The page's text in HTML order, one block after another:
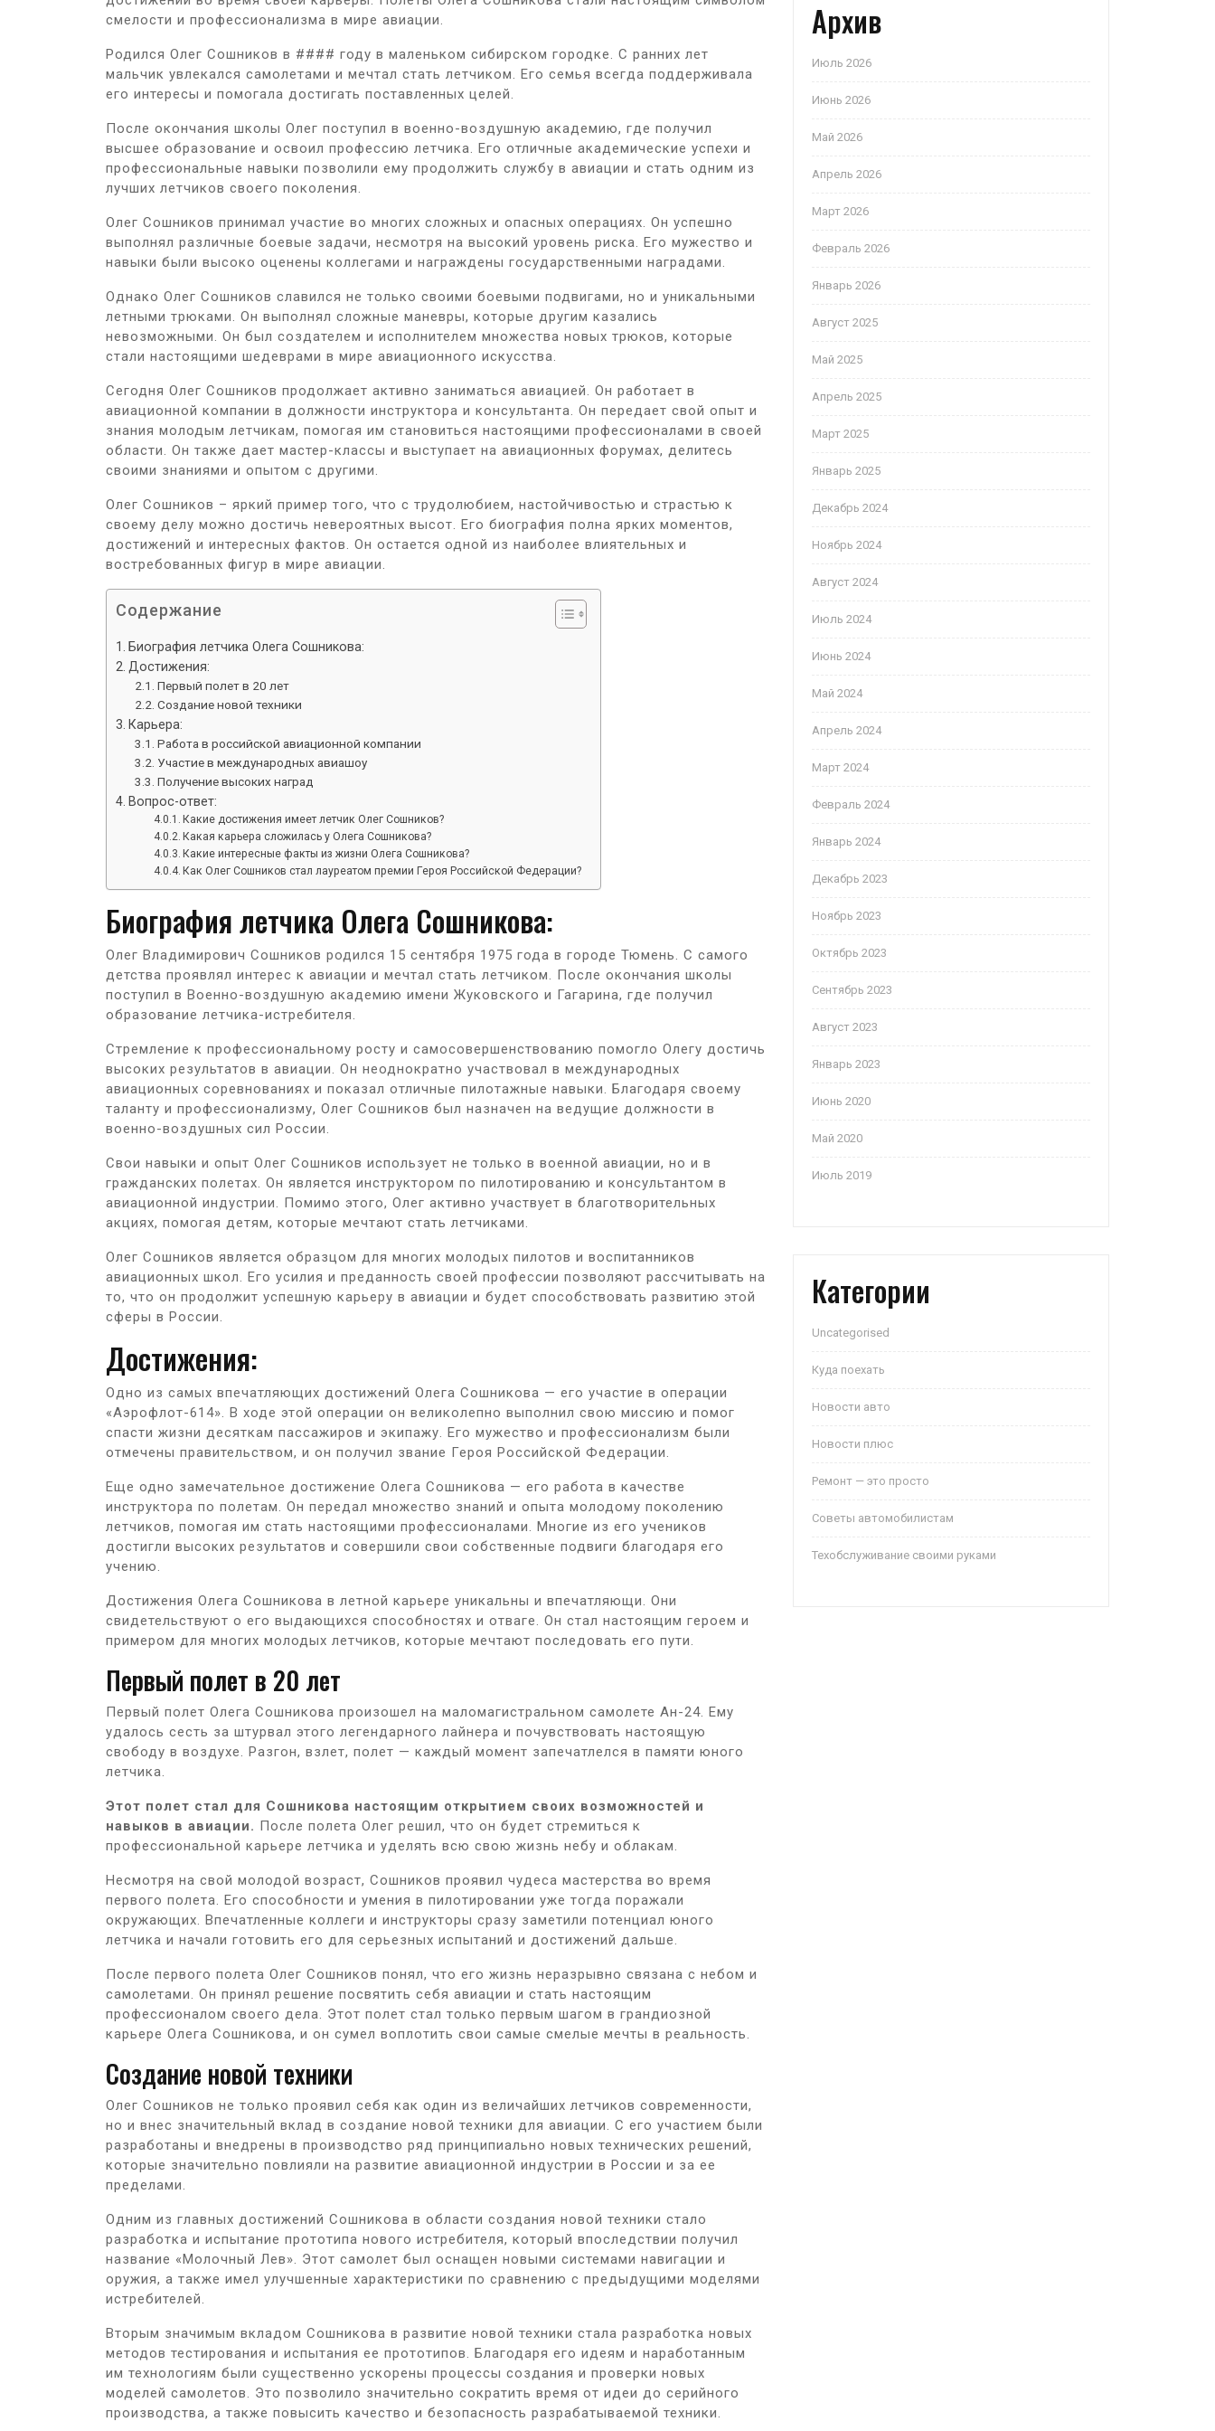
смелости и профессионализма в мире авиации.
Родился Олег Сошников в #### году в маленьком сибирском городке. С ранних лет
мальчик увлекался самолетами и мечтал стать летчиком. Его семья всегда поддерживала
его интересы и помогала достигать поставленных целей.
После окончания школы Олег поступил в военно-воздушную академию, где получил
высшее образование и освоил профессию летчика. Его отличные академические успехи и
профессиональные навыки позволили ему продолжить службу в авиации и стать одним из
лучших летчиков своего поколения.
Олег Сошников принимал участие во многих сложных и опасных операциях. Он успешно
выполнял различные боевые задачи, несмотря на высокий уровень риска. Его мужество и
навыки были высоко оценены коллегами и награждены государственными наградами.
Однако Олег Сошников славился не только своими боевыми подвигами, но и уникальными
летными трюками. Он выполнял сложные маневры, которые другим казались
невозможными. Он был создателем и исполнителем множества новых трюков, которые
стали настоящими шедеврами в мире авиационного искусства.
Сегодня Олег Сошников продолжает активно заниматься авиацией. Он работает в
авиационной компании в должности инструктора и консультанта. Он передает свой опыт и
знания молодым летчикам, помогая им становиться настоящими профессионалами в своей
области. Он также дает мастер-классы и выступает на авиационных форумах, делитесь
своими знаниями и опытом с другими.
Олег Сошников – яркий пример того, что с трудолюбием, настойчивостью и страстью к
своему делу можно достичь невероятных высот. Его биография полна ярких моментов,
достижений и интересных фактов. Он остается одной из наиболее влиятельных и
востребованных фигур в мире авиации.
Содержание
Биография летчика Олега Сошникова:
Достижения:
Первый полет в 20 лет
Создание новой техники
Карьера:
Работа в российской авиационной компании
Участие в международных авиашоу
Получение высоких наград
Вопрос-ответ:
Какие достижения имеет летчик Олег Сошников?
Какая карьера сложилась у Олега Сошникова?
Какие интересные факты из жизни Олега Сошникова?
Как Олег Сошников стал лауреатом премии Героя Российской Федерации?
Биография летчика Олега Сошникова:
Олег Владимирович Сошников родился 15 сентября 1975 года в городе Тюмень. С самого
детства проявлял интерес к авиации и мечтал стать летчиком. После окончания школы
поступил в Военно-воздушную академию имени Жуковского и Гагарина, где получил
образование летчика-истребителя.
Стремление к профессиональному росту и самосовершенствованию помогло Олегу достичь
высоких результатов в авиации. Он неоднократно участвовал в международных
авиационных соревнованиях и показал отличные пилотажные навыки. Благодаря своему
таланту и профессионализму, Олег Сошников был назначен на ведущие должности в
военно-воздушных сил России.
Свои навыки и опыт Олег Сошников использует не только в военной авиации, но и в
гражданских полетах. Он является инструктором по пилотированию и консультантом в
авиационной индустрии. Помимо этого, Олег активно участвует в благотворительных
акциях, помогая детям, которые мечтают стать летчиками.
Олег Сошников является образцом для многих молодых пилотов и воспитанников
авиационных школ. Его усилия и преданность своей профессии позволяют рассчитывать на
то, что он продолжит успешную карьеру в авиации и будет способствовать развитию этой
сферы в России.
Достижения:
Одно из самых впечатляющих достижений Олега Сошникова — его участие в операции
«Аэрофлот-614». В ходе этой операции он великолепно выполнил свою миссию и помог
спасти жизни десяткам пассажиров и экипажу. Его мужество и профессионализм были
отмечены правительством, и он получил звание Героя Российской Федерации.
Еще одно замечательное достижение Олега Сошникова — его работа в качестве
инструктора по полетам. Он передал множество знаний и опыта молодому поколению
летчиков, помогая им стать настоящими профессионалами. Многие из его учеников
достигли высоких результатов и совершили свои собственные подвиги благодаря его
учению.
Достижения Олега Сошникова в летной карьере уникальны и впечатляющи. Они
свидетельствуют о его выдающихся способностях и отваге. Он стал настоящим героем и
примером для многих молодых летчиков, которые мечтают последовать его пути.
Первый полет в 20 лет
Первый полет Олега Сошникова произошел на маломагистральном самолете Ан-24. Ему
удалось сесть за штурвал этого легендарного лайнера и почувствовать настоящую
свободу в воздухе. Разгон, взлет, полет — каждый момент запечатлелся в памяти юного
летчика.
Этот полет стал для Сошникова настоящим открытием своих возможностей и
навыков в авиации. После полета Олег решил, что он будет стремиться к
профессиональной карьере летчика и уделять всю свою жизнь небу и облакам.
Несмотря на свой молодой возраст, Сошников проявил чудеса мастерства во время
первого полета. Его способности и умения в пилотировании уже тогда поражали
окружающих. Впечатленные коллеги и инструкторы сразу заметили потенциал юного
летчика и начали готовить его для серьезных испытаний и достижений дальше.
После первого полета Олег Сошников понял, что его жизнь неразрывно связана с небом и
самолетами. Он принял решение посвятить себя авиации и стать настоящим
профессионалом своего дела. Этот полет стал только первым шагом в грандиозной
карьере Олега Сошникова, и он сумел воплотить свои самые смелые мечты в реальность.
Создание новой техники
Олег Сошников не только проявил себя как один из величайших летчиков современности,
но и внес значительный вклад в создание новой техники для авиации. С его участием были
разработаны и внедрены в производство ряд принципиально новых технических решений,
которые значительно повлияли на развитие авиационной индустрии в России и за ее
пределами.
Одним из главных достижений Сошникова в области создания новой техники стало
разработка и испытание прототипа нового истребителя, который впоследствии получил
название «Молочный Лев». Этот самолет был оснащен новыми системами навигации и
оружия, а также имел улучшенные характеристики по сравнению с предыдущими моделями
истребителей.
Вторым значимым вкладом Сошникова в развитие новой техники стала разработка новых
методов тестирования и испытания ее прототипов. Благодаря его идеям и наработанным
им технологиям были существенно ускорены процессы создания и проверки новых
моделей самолетов. Это позволило значительно сократить время от идеи до серийного
производства, а также повысить качество и безопасность разрабатываемой техники.
Архив
Июль 2026
Июнь 2026
Май 2026
Апрель 2026
Март 2026
Февраль 2026
Январь 2026
Август 2025
Май 2025
Апрель 2025
Март 2025
Январь 2025
Декабрь 2024
Ноябрь 2024
Август 2024
Июль 2024
Июнь 2024
Май 2024
Апрель 2024
Март 2024
Февраль 2024
Январь 2024
Декабрь 2023
Ноябрь 2023
Октябрь 2023
Сентябрь 2023
Август 2023
Январь 2023
Июнь 2020
Май 2020
Июль 2019
Категории
Uncategorised
Куда поехать
Новости авто
Новости плюс
Ремонт — это просто
Советы автомобилистам
Техобслуживание своими руками